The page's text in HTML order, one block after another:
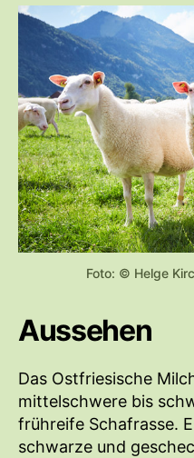
Foto: © Helge
Aussehen
Das Ostfriesische
mittelschwere bis
frühreife Schafrasse.
schwarze und